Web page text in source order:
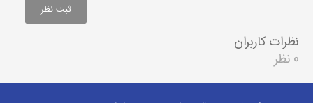
نظرات کاربران
0 نظر